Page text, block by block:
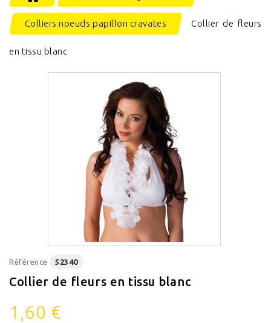
Colliers noeuds papillon cravates Collier de fleurs
en tissu blanc
Référence 52340
Collier de fleurs en tissu blanc
1,60 €